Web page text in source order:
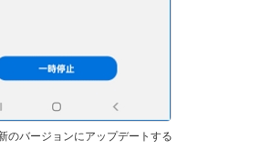
のバージョンにアップデートする